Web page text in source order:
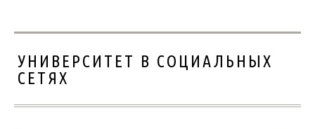
УНИВЕРСИТЕТ В СОЦИАЛЬНЫХ
СЕТЯХ